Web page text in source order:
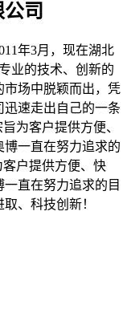
司
年3月，现在湖北
业的技术、创新的
市场中脱颖而出，凭
速走出自己的一条
为客户提供方便、
一直在努力追求的
户提供方便、快
直在努力追求的目
、科技创新！